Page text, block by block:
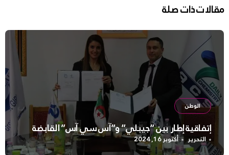
مقالات ذات صلة
الوطن
إتفاقية إطار بين “جيبلي” و”آس سي آس” القابضة
التحرير أكتوبر 16, 2024